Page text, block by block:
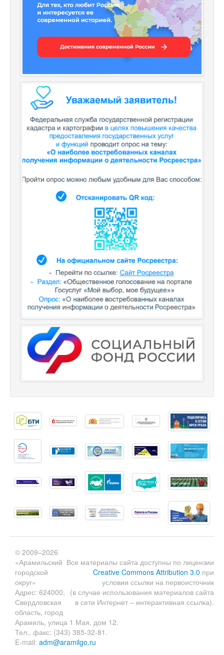
Все материалы сайта доступны по лицензии
Creative Commons Attribution 3.0 при
условии ссылки на первоисточник
(в случае использования материалов сайта
в сети Интернет – интерактивная ссылка).
© 2009–2026
«Арамильский
городской
округ»
Адрес: 624000,
Свердловская
область, город
Арамиль, улица 1 Мая, дом 12.
Тел., факс: (343) 385-32-81.
E-mail: adm@aramilgo.ru